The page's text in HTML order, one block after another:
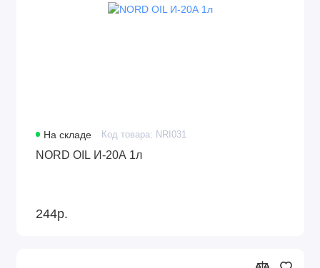
На складе Код товара: NRI031
NORD OIL И-20А 1л
244р.